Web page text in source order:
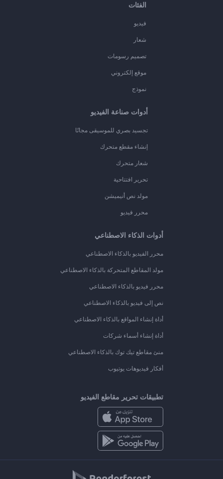
الفئات
فيديو
شعار
تصميم رسومات
موقع إلكتروني
نموذج
أدوات صناعة الفيديو
تجسيد بصري للموسيقى مجانًا
إنشاء مقطع متحرك
شعار متحرك
تحرير افتتاحية
مولد نص أنيميشن
محرر فيديو
أدوات الذكاء الاصطناعي
محرر الفيديو بالذكاء الاصطناعي
مولد المقاطع المتحركة بالذكاء الاصطناعي
محرر فيديو بالذكاء الاصطناعي
نص إلى فيديو بالذكاء الاصطناعي
أداة إنشاء المواقع بالذكاء الاصطناعي
أداة إنشاء أسماء شركات
منئ مقاطع تيك توك بالذكاء الاصطناعي
أفكار فيديوهات يوتيوب
تطبيقات تحرير مقاطع الفيديو